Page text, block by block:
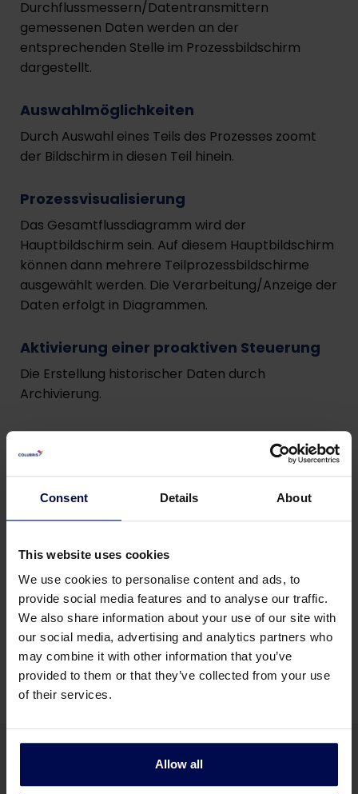
Consent Details About
This website uses cookies
We use cookies to personalise content and ads, to
provide social media features and to analyse our traffic.
We also share information about your use of our site with
our social media, advertising and analytics partners who
may combine it with other information that you’ve
provided to them or that they’ve collected from your use
of their services.
Allow all
Durchflussmessern/Datentransmittern
gemessenen Daten werden an der
entsprechenden Stelle im Prozessbildschirm
dargestellt.
Auswahlmöglichkeiten
Durch Auswahl eines Teils des Prozesses zoomt
der Bildschirm in diesen Teil hinein.
Prozessvisualisierung
Das Gesamtflussdiagramm wird der
Hauptbildschirm sein. Auf diesem Hauptbildschirm
können dann mehrere Teilprozessbildschirme
ausgewählt werden. Die Verarbeitung/Anzeige der
Daten erfolgt in Diagrammen.
Aktivierung einer proaktiven Steuerung
Die Erstellung historischer Daten durch
Archivierung.